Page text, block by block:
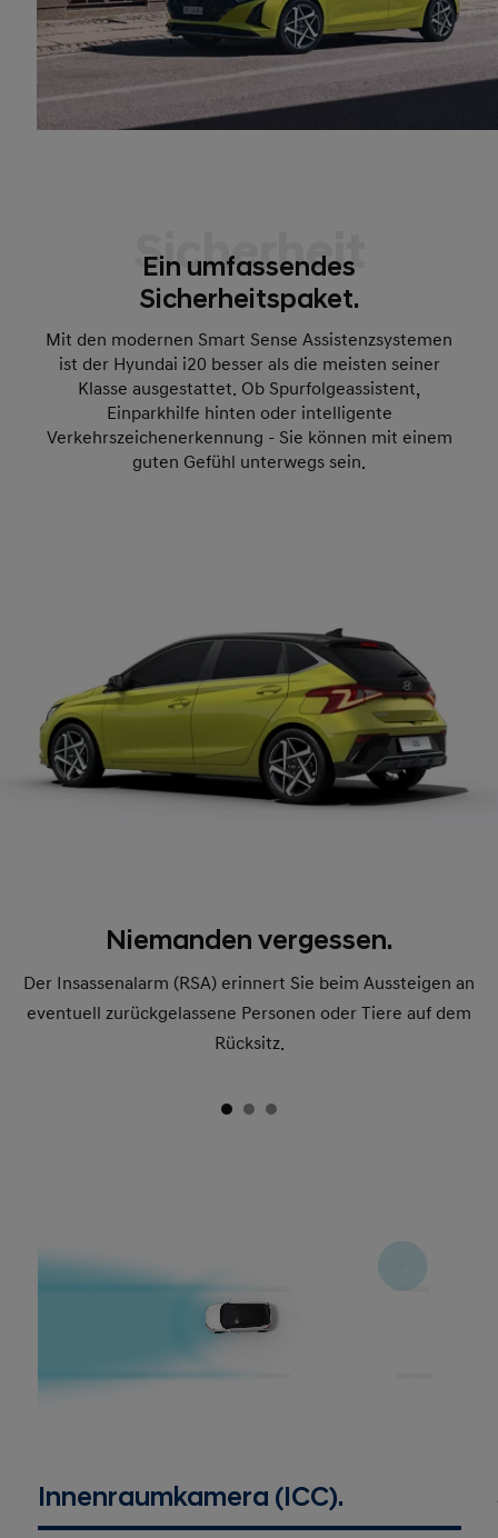
Sicherheit
Ein umfassendes
Sicherheitspaket.
Mit den modernen Smart Sense Assistenzsystemen
ist der Hyundai i20 besser als die meisten seiner
Klasse ausgestattet. Ob Spurfolgeassistent,
Einparkhilfe hinten oder intelligente
Verkehrszeichenerkennung - Sie können mit einem
guten Gefühl unterwegs sein.
Niemanden vergessen.
Der Insassenalarm (RSA) erinnert Sie beim Aussteigen an
eventuell zurückgelassene Personen oder Tiere auf dem
Rücksitz.
Innenraumkamera (ICC).